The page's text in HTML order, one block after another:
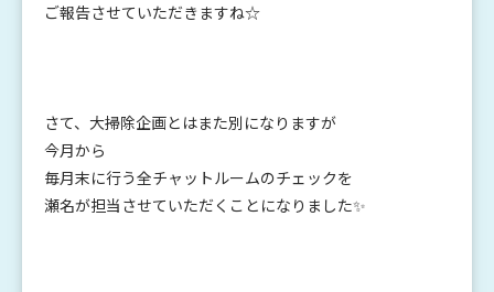
ご報告させていただきますね☆
さて、大掃除企画とはまた別になりますが
今月から
毎月末に行う全チャットルームのチェックを
瀬名が担当させていただくことになりました✨